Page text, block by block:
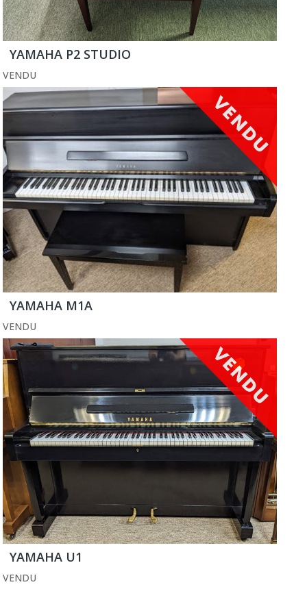
YAMAHA P2 STUDIO
VENDU
YAMAHA M1A
VENDU
YAMAHA U1
VENDU